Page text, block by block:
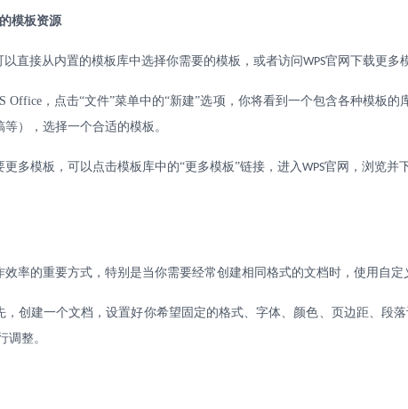
模板资源
以直接从内置的模板库中选择你需要的模板，或者访问WPS官网下载更多
Office ，点击“文件”菜单中的“新建”选项，你将看到一个包含各种模板
），选择一个合适的模板。
更多模板，可以点击模板库中的“更多模板”链接，进入WPS官网，浏览并
效率的重要方式，特别是当你需要经常创建相同格式的文档时，使用自定
，创建一个文档，设置好你希望固定的格式、字体、颜色、页边距、段
调整。